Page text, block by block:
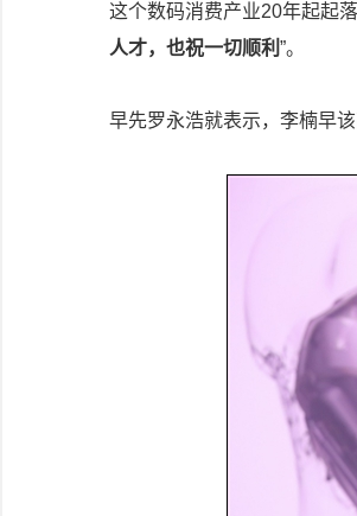
这个数码消费产业20年起起
人才，也祝一切顺利 ”。
早先罗永浩就表示，李楠早